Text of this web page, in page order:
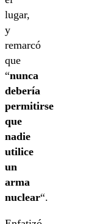
lugar,
y
remarcó
que
“nunca
debería
permitirse
que
nadie
utilice
un
arma
nuclear“.